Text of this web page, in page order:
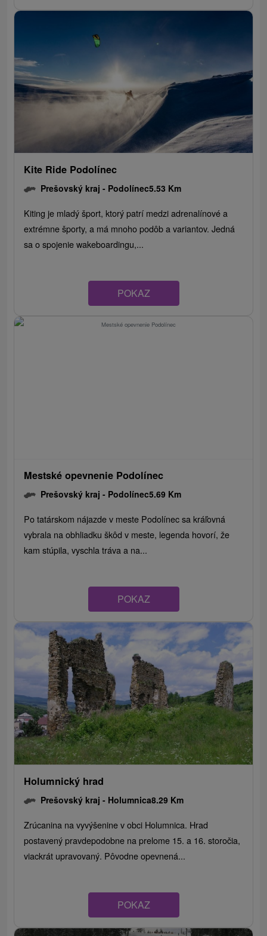
Kite Ride Podolínec
Prešovský kraj - Podolínec5.53 Km
Kiting je mladý šport, ktorý patrí medzi adrenalínové a
extrémne športy, a má mnoho podôb a variantov. Jedná
sa o spojenie wakeboardingu,...
POKAZ
Mestské opevnenie Podolínec
Prešovský kraj - Podolínec5.69 Km
Po tatárskom nájazde v meste Podolínec sa kráľovná
vybrala na obhliadku škôd v meste, legenda hovorí, že
kam stúpila, vyschla tráva a na...
POKAZ
Holumnický hrad
Prešovský kraj - Holumnica8.29 Km
Zrúcanina na vyvýšenine v obci Holumnica. Hrad
postavený pravdepodobne na prelome 15. a 16. storočia,
viackrát upravovaný. Pôvodne opevnená...
POKAZ